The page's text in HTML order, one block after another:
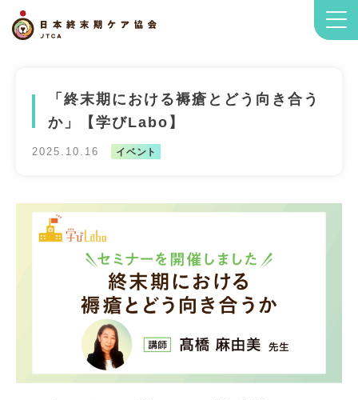
「終末期における褥瘡とどう向き合う
か」【学びLabo】
2025.10.16 イベント